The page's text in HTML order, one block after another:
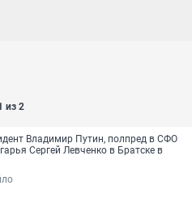
из 2
Владимир Путин, полпред в СФО
Сергей Левченко в Братске в